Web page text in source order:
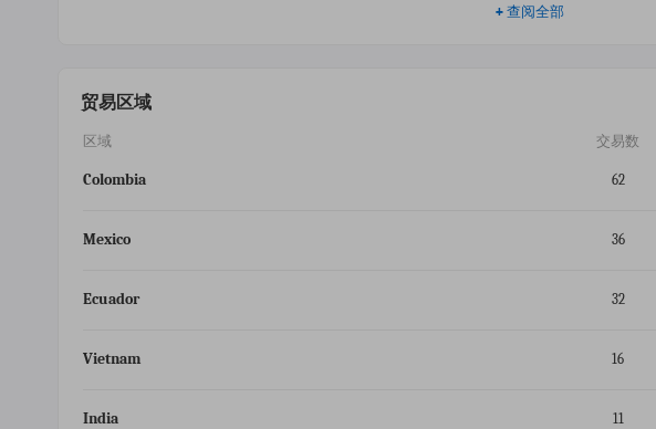
+ 查阅全部
贸易区域
区域 交易数
Colombia 62
Mexico 36
Ecuador 32
Vietnam 16
India 11